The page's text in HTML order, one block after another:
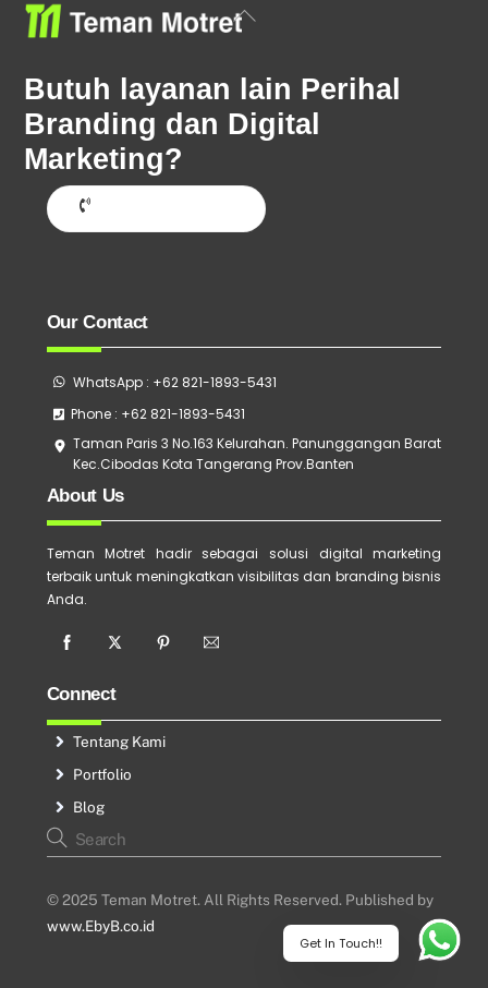
Get In Touch!!
Back
Butuh layanan lain Perihal
Branding dan Digital
Marketing?
Our Contact
WhatsApp : +62 821-1893-5431
Phone : +62 821-1893-5431
Taman Paris 3 No.163 Kelurahan. Panunggangan Barat
Kec.Cibodas Kota Tangerang Prov.Banten
About Us
Teman Motret hadir sebagai solusi digital marketing
terbaik untuk meningkatkan visibilitas dan branding bisnis
Anda.
Connect
Tentang Kami
Portfolio
Blog
© 2025 Teman Motret. All Rights Reserved. Published by
www.EbyB.co.id